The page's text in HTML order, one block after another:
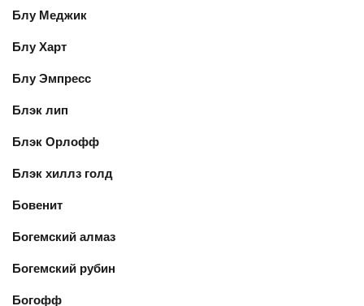
Блу Меджик
Блу Харт
Блу Эмпресс
Блэк лип
Блэк Орлофф
Блэк хиллз голд
Бовенит
Богемский алмаз
Богемский рубин
Богофф